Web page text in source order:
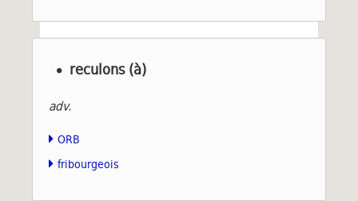
reculons (à)
adv.
ORB
fribourgeois